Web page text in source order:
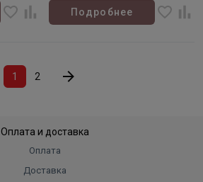
Подробнее
1 2
Оплата и доставка
Оплата
Доставка